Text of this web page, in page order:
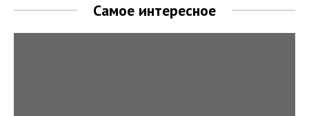
Самое интересное